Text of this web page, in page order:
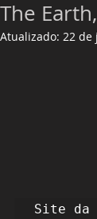
The
Atualizado: 22 de